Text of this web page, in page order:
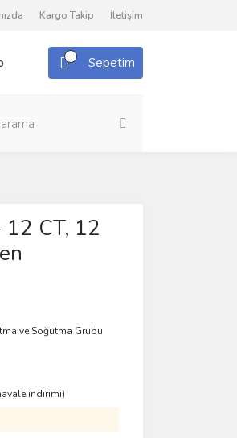
Kargo Takip İletişim
Sepetim
CT, 12
ve Soğutma Grubu
indirimi)